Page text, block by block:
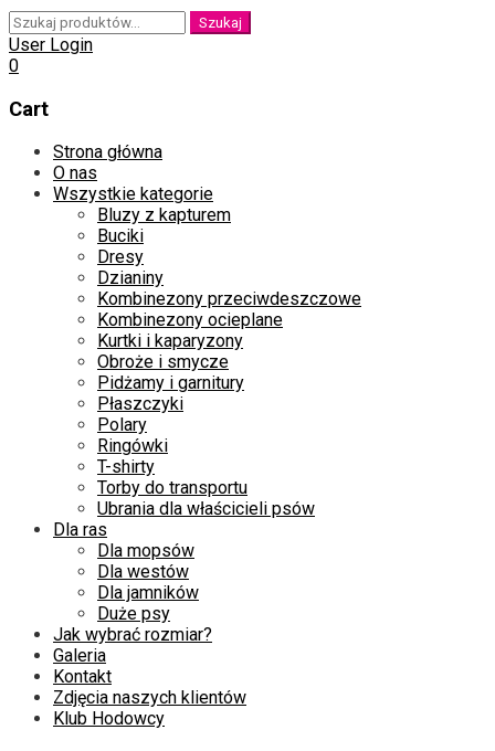
Szukaj:
Szukaj
User Login
0
Cart
Skip
content
Strona główna
O nas
Wszystkie kategorie
Bluzy z kapturem
Buciki
Dresy
Dzianiny
Kombinezony przeciwdeszczowe
Kombinezony ocieplane
Kurtki i kaparyzony
Obroże i smycze
Pidżamy i garnitury
Płaszczyki
Polary
Ringówki
T-shirty
Torby do transportu
Ubrania dla właścicieli psów
Dla ras
Dla mopsów
Dla westów
Dla jamników
Duże psy
Jak wybrać rozmiar?
Galeria
Kontakt
Zdjęcia naszych klientów
Klub Hodowcy